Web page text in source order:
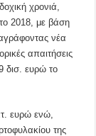
χρονιά,
2018, με βάση
νέα
απαιτήσεις
δισ. ευρώ το
ευρώ ενώ,
της